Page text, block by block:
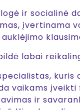
ir socialinė
įvertinama
labai
kuris
vaikams įveikti
ir